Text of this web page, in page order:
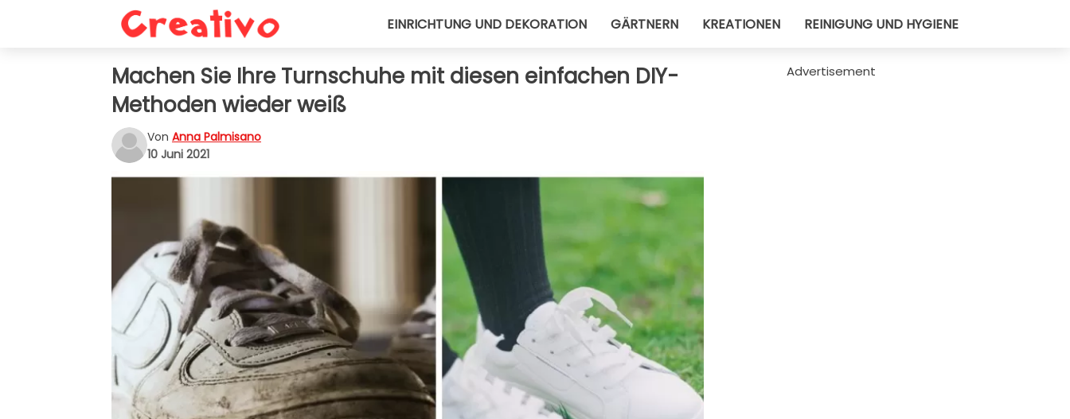
EINRICHTUNG UND DEKORATION GÄRTNERN KREATIONEN REINIGUNG UND HYGIENE
Machen Sie Ihre Turnschuhe mit diesen einfachen DIY-
Methoden wieder weiß
Von Anna Palmisano
10 Juni 2021
Advertisement